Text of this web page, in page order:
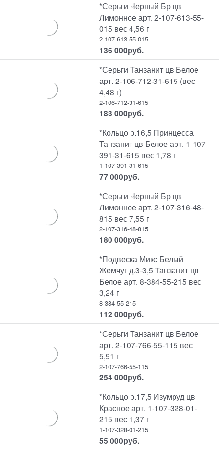
*Серьги Черный Бр цв
Лимонное арт. 2-107-613-55-
015 вес 4,56 г
2-107-613-55-015
136 000руб.
*Серьги Танзанит цв Белое
арт. 2-106-712-31-615 (вес
4,48 г)
2-106-712-31-615
183 000руб.
*Кольцо р.16,5 Принцесса
Танзанит цв Белое арт. 1-107-
391-31-615 вес 1,78 г
1-107-391-31-615
77 000руб.
*Серьги Черный Бр цв
Лимонное арт. 2-107-316-48-
815 вес 7,55 г
2-107-316-48-815
180 000руб.
*Подвеска Микс Белый
Жемчуг д.3-3,5 Танзанит цв
Белое арт. 8-384-55-215 вес
3,24 г
8-384-55-215
112 000руб.
*Серьги Танзанит цв Белое
арт. 2-107-766-55-115 вес
5,91 г
2-107-766-55-115
254 000руб.
*Кольцо р.17,5 Изумруд цв
Красное арт. 1-107-328-01-
215 вес 1,37 г
1-107-328-01-215
55 000руб.